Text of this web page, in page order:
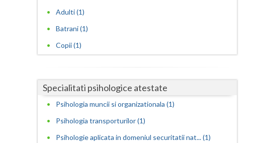
Prahova
Salaj
Adulti (1)
Batrani (1)
Copii (1)
Specialitati psihologice atestate
Psihologia muncii si organizationala (1)
Psihologia transporturilor (1)
Psihologie aplicata in domeniul securitatii nat... (1)